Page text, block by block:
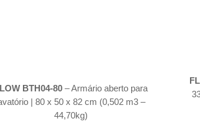
BTH04-80– Armário aberto para
| 80 x 50 x 82 cm (0,502 m3 –
44,70kg)